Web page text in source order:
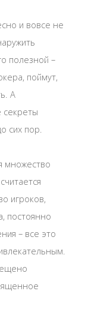
и вовсе не
полезной –
поймут,
А
секреты
сих пор.
множество
игроков,
постоянно
– все это